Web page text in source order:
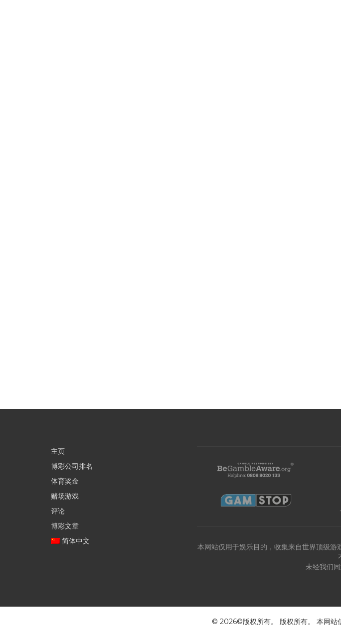
主页
博彩公司排名
体育奖金
赌场游戏
评论
博彩文章
简体中文
本网站仅用于娱乐目的，收集来自世界顶级游
未经我们
© 2026©版权所有。 版权所有。 本网站